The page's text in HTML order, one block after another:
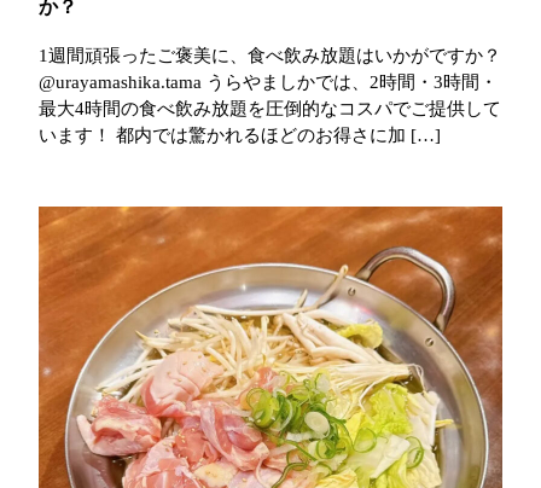
か？
1週間頑張ったご褒美に、食べ飲み放題はいかがですか？
@urayamashika.tama うらやましかでは、2時間・3時間・
最大4時間の食べ飲み放題を圧倒的なコスパでご提供して
います！ 都内では驚かれるほどのお得さに加 […]